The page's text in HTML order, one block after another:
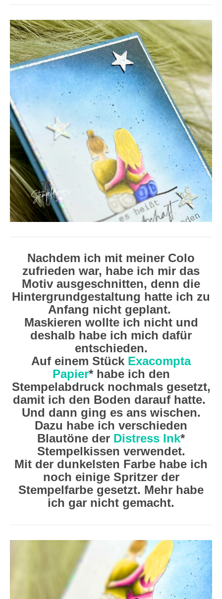
Nachdem ich mit meiner Colo
zufrieden war, habe ich mir das
Motiv ausgeschnitten, denn die
Hintergrundgestaltung hatte ich zu
Anfang nicht geplant.
Maskieren wollte ich nicht und
deshalb habe ich mich dafür
entschieden.
Auf einem Stück Exacompta
Papier* habe ich den
Stempelabdruck nochmals gesetzt,
damit ich den Boden darauf hatte.
Und dann ging es ans wischen.
Dazu habe ich verschieden
Blautöne der Distress Ink*
Stempelkissen verwendet.
Mit der dunkelsten Farbe habe ich
noch einige Spritzer der
Stempelfarbe gesetzt. Mehr habe
ich gar nicht gemacht.